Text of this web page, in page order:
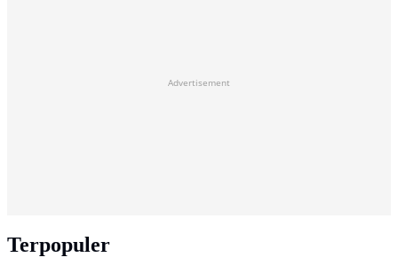
Advertisement
Terpopuler